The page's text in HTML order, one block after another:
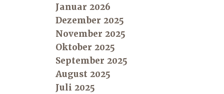
Januar 2026
Dezember 2025
November 2025
Oktober 2025
September 2025
August 2025
Juli 2025